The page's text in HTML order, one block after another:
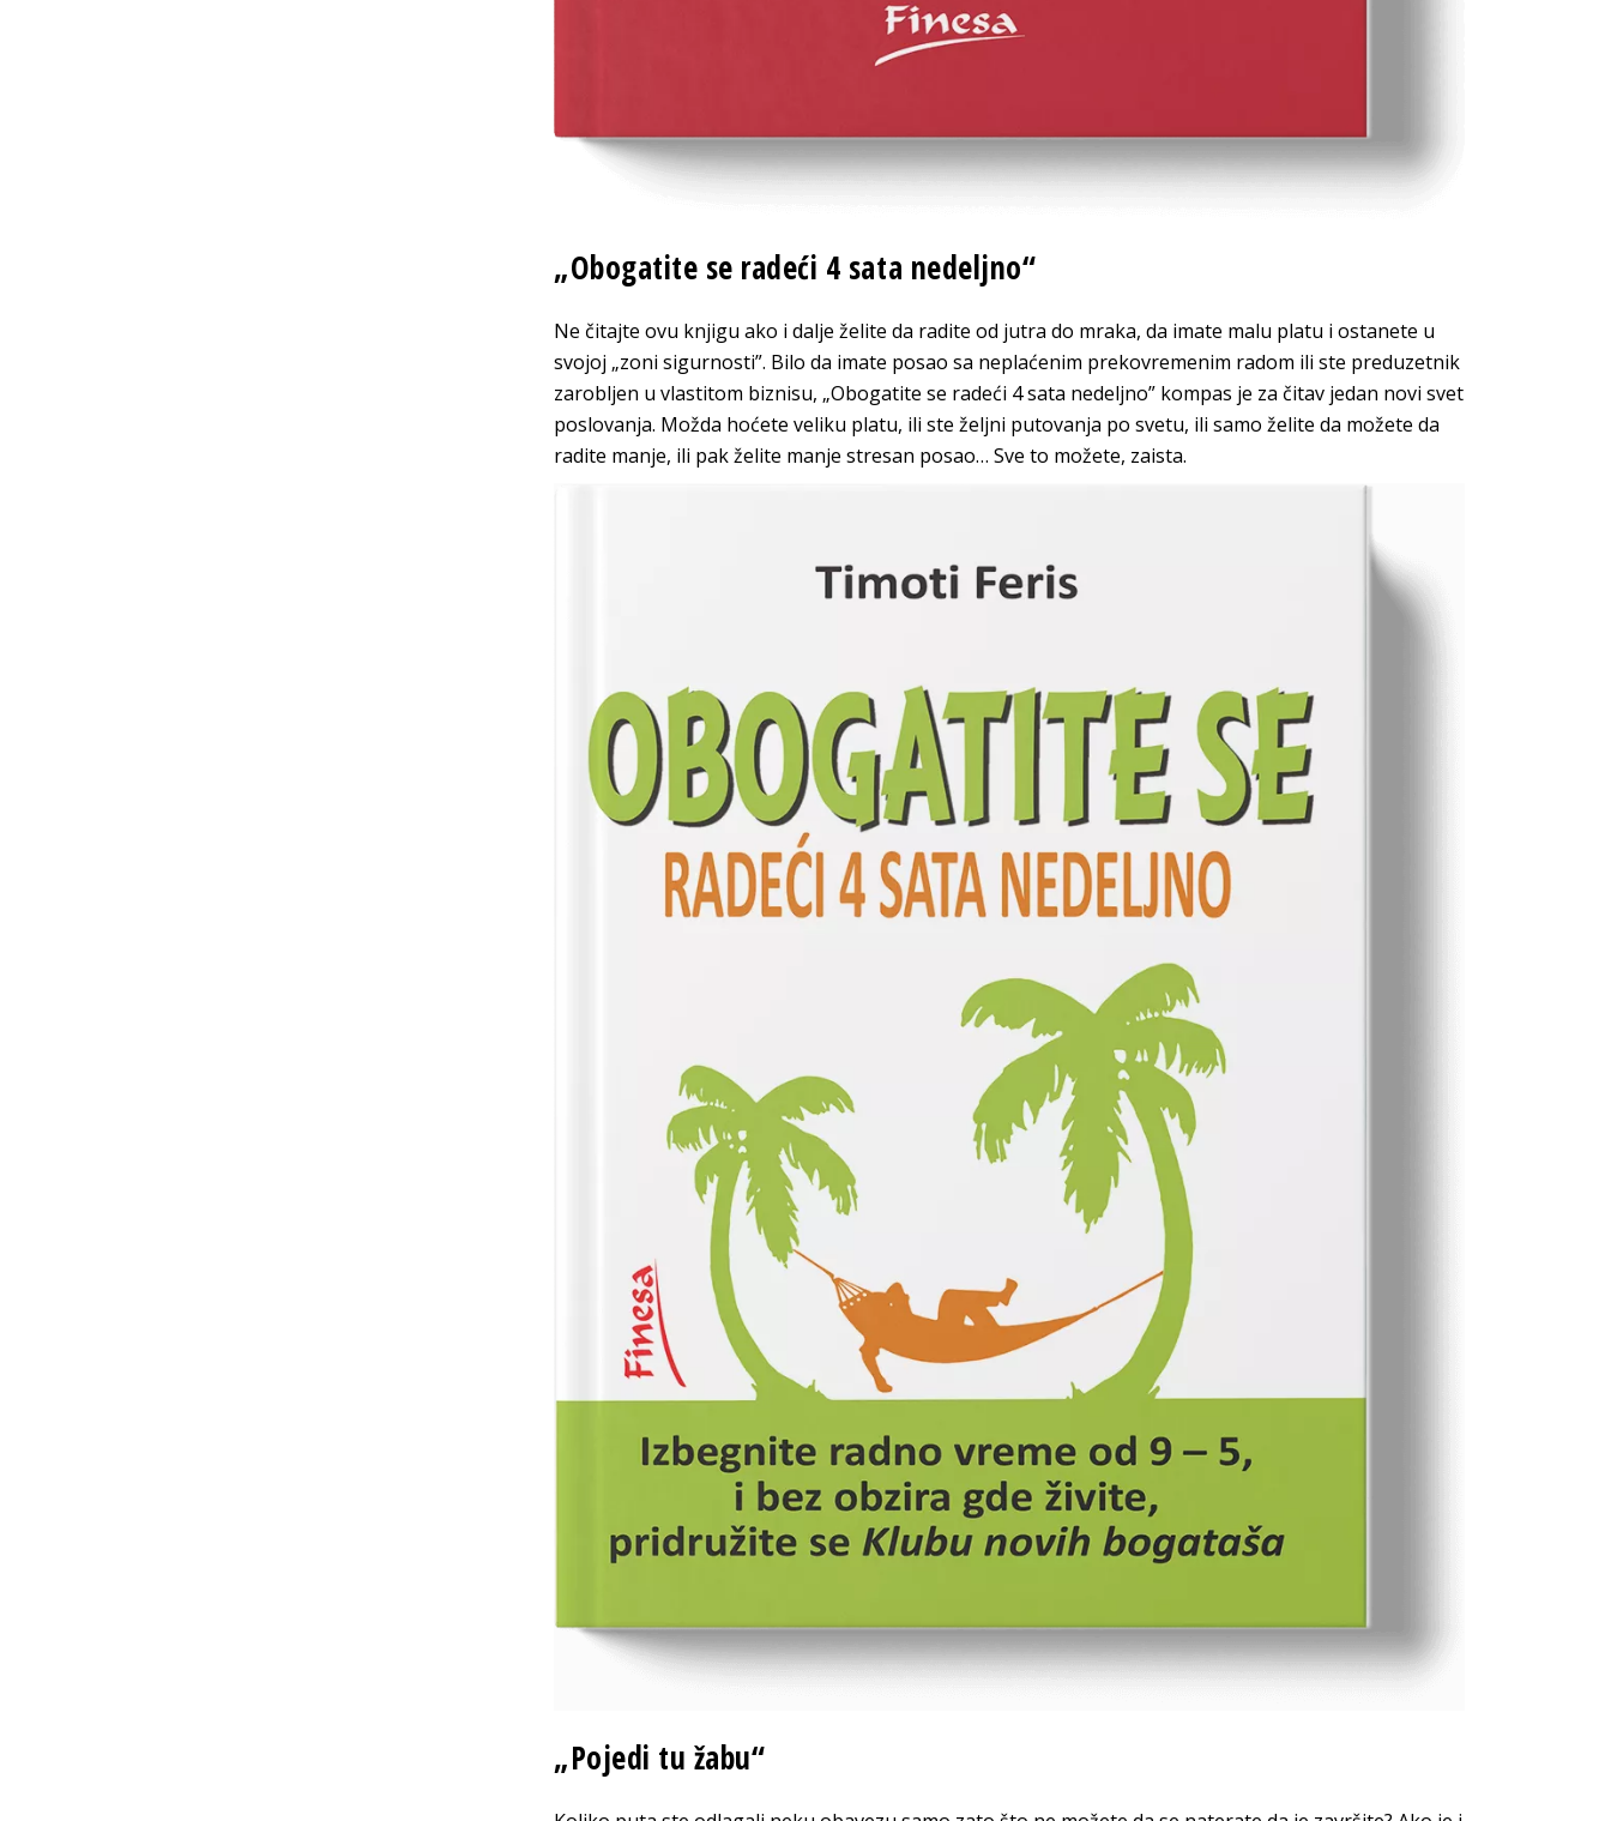
„Obogatite se radeći 4 sata nedeljno“
Ne čitajte ovu knjigu ako i dalje želite da radite od jutra do mraka, da imate malu platu i ostanete u
svojoj „zoni sigurnosti”. Bilo da imate posao sa neplaćenim prekovremenim radom ili ste preduzetnik
zarobljen u vlastitom biznisu, „Obogatite se radeći 4 sata nedeljno” kompas je za čitav jedan novi svet
poslovanja. Možda hoćete veliku platu, ili ste željni putovanja po svetu, ili samo želite da možete da
radite manje, ili pak želite manje stresan posao… Sve to možete, zaista.
„Pojedi tu žabu“